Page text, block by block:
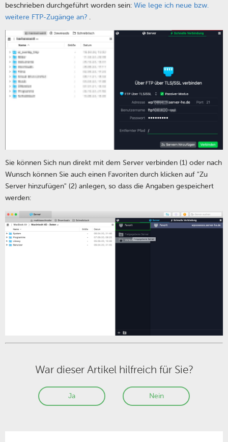
beschrieben durchgeführt worden sein: Wie lege ich neue bzw.
weitere FTP-Zugänge an? .
Sie können Sich nun direkt mit dem Server verbinden (1) oder nach
Wunsch können Sie auch einen Favoriten durch klicken auf "Zu
Server hinzufügen" (2) anlegen, so dass die Angaben gespeichert
werden:
War dieser Artikel hilfreich für Sie?
Ja Nein